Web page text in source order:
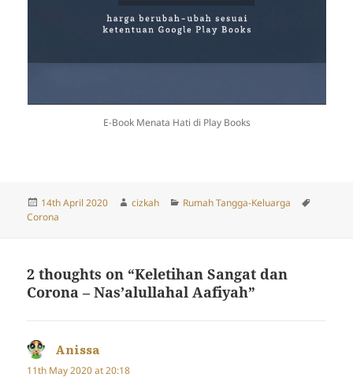
E-Book Menata Hati di Play Books
Posted
on
14th April 2020 Author
cizkah Categories
Rumah Tangga-Keluarga
Corona
2 thoughts on “Keletihan Sangat dan
Corona – Nas’alullahal Aafiyah”
Anissasays:
11th May 2020 at 20:18